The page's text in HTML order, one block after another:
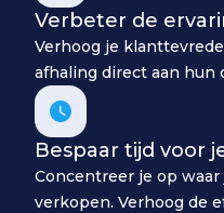
Verbeter de
Verhoog je
afhaling direct aan hun
Bespaar tijd voor
Concentreer je op
verkopen. Verhoog de